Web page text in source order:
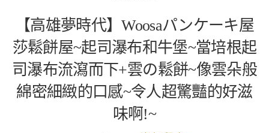
【高雄夢時代】Woosaパンケーキ屋
莎鬆餅屋~起司瀑布和牛堡~當培根起
司瀑布流瀉而下+雲の鬆餅~像雲朵般
綿密細緻的口感~令人超驚豔的好滋
味啊!~